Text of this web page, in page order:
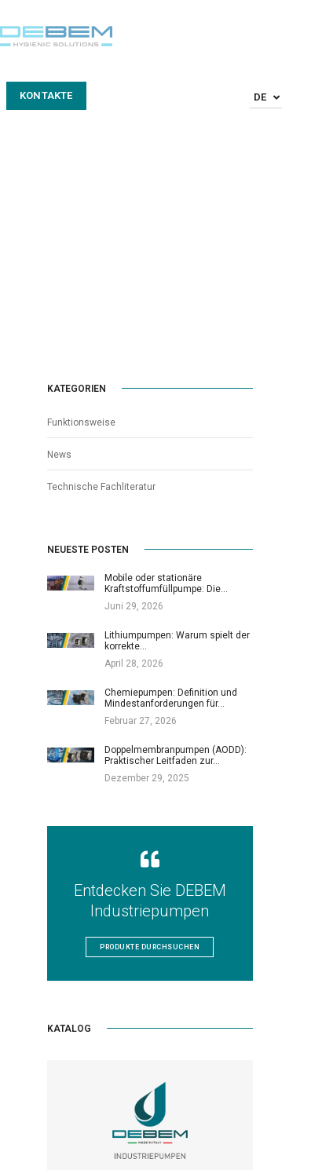
KONTAKTE DE
KATEGORIEN
Funktionsweise
News
Technische Fachliteratur
NEUESTE POSTEN
Mobile oder stationäre
Kraftstoffumfüllpumpe: Die…
Juni 29, 2026
Lithiumpumpen: Warum spielt der
korrekte…
April 28, 2026
Chemiepumpen: Definition und
Mindestanforderungen für…
Februar 27, 2026
Doppelmembranpumpen (AODD):
Praktischer Leitfaden zur…
Dezember 29, 2025
Entdecken Sie DEBEM
Industriepumpen
PRODUKTE DURCHSUCHEN
KATALOG